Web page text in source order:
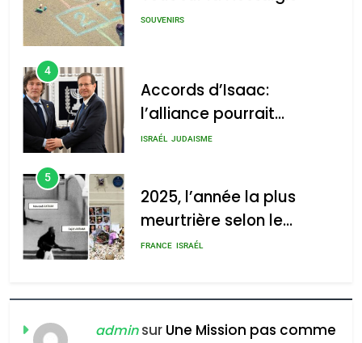
GPO
2025, l’année la plus
meurtrière selon le rapport
d’ADL contre
l’antisémitisme
admin 0
SOUVENIRS
4
Accords d’Isaac:
l’alliance pourrait
s’étendre à 13 pays
ISRAÉL JUDAISME
5
2025, l’année la plus
meurtrière selon le
rapport d’ADL contre
FRANCE ISRAÉL
FIÈRE, DIGNE ET RÉSILIENTE :
POURQUOI JE REVENDIQUE
adminsur Une Mission pas comme